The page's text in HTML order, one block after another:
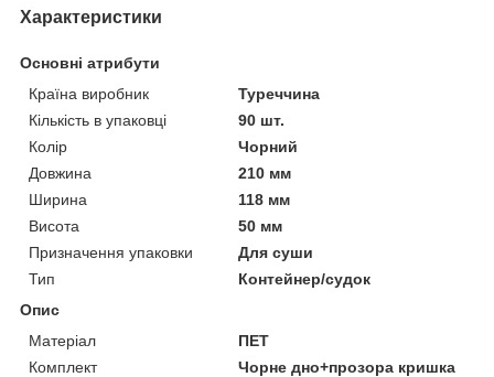
Характеристики
Основні атрибути
Країна виробник
Туреччина
Кількість в упаковці
90 шт.
Колір
Чорний
Довжина
210 мм
Ширина
118 мм
Висота
50 мм
Призначення упаковки
Для суши
Тип
Контейнер/судок
Опис
Матеріал
ПЕТ
Комплект
Чорне дно+прозора кришка